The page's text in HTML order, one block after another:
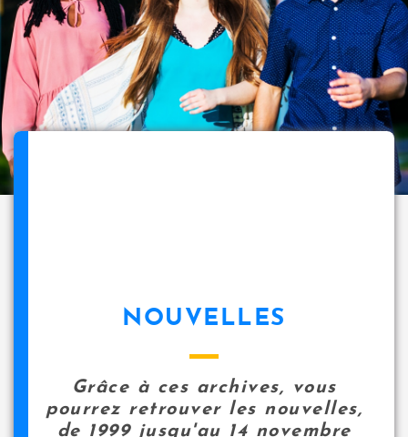
NOUVELLES
Grâce à ces archives, vous
pourrez retrouver les nouvelles,
de 1999 jusqu'au 14 novembre